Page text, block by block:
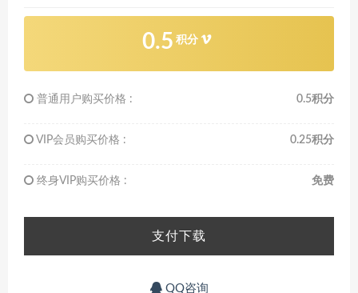
0.5 积分
普通用户购买价格 : 0.5积分
VIP会员购买价格 : 0.25积分
终身VIP购买价格 : 免费
支付下载
QQ咨询